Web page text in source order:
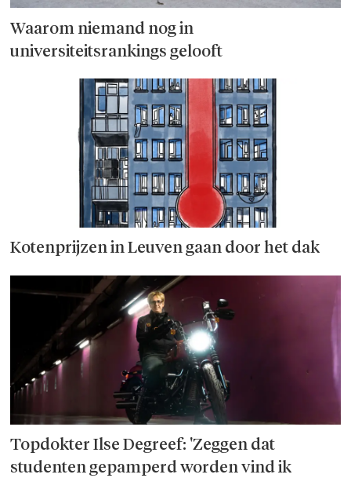
Waarom niemand nog in
universiteitsrankings gelooft
Kotenprijzen in Leuven gaan door het dak
Topdokter Ilse Degreef: 'Zeggen dat
studenten gepamperd worden vind ik